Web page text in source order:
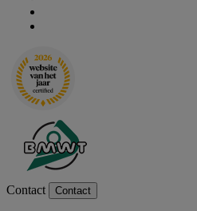
Contact Contact